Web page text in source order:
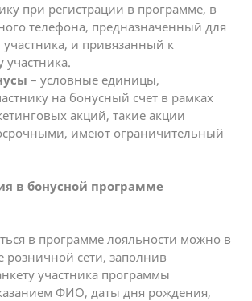
при регистрации в программе, в
телефона, предназначенный для
и привязанный к
участника.
– условные единицы,
на бонусный счет в рамках
акций, такие акции
имеют ограничительный
в бонусной программе
в программе лояльности можно в
сети, заполнив
участника программы
ФИО, даты дня рождения,